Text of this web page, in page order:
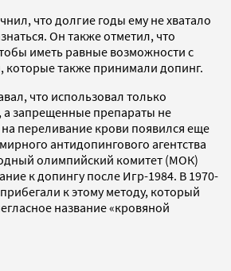
что долгие годы ему не хватало
Он также отметил, что
иметь равные возможности с
которые также принимали допинг.
что использовал только
а запрещенные препараты не
переливание крови появился еще
антидопингового агентства
олимпийский комитет (МОК)
к допингу после Игр-1984. В 1970-
к этому методу, который
название «кровяной